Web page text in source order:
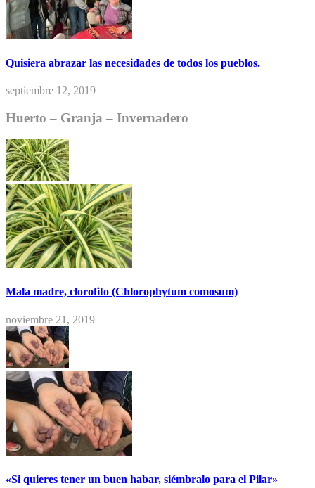
Quisiera abrazar las necesidades de todos los pueblos.
septiembre 12, 2019
Huerto – Granja – Invernadero
Mala madre, clorofito (Chlorophytum comosum)
noviembre 21, 2019
«Si quieres tener un buen habar, siémbralo para el Pilar»